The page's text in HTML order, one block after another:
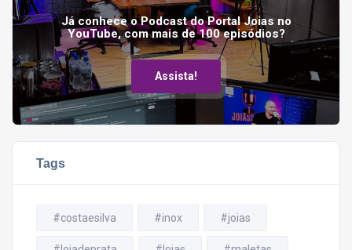
Já conhece o Podcast do Portal Joias no
YouTube, com mais de 100 episódios?
Assista!
Tags
#costaesilva #inox #joias